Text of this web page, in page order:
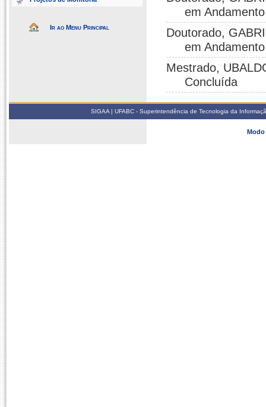
Ir ao Menu Principal
em Andamento
Doutorado,
em Andamento
Mestrado,
Concluída
SIGAA | UFABC - Superintendência de Tecnologia da
Modo